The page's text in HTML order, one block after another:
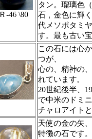
Ｒ‐46 \80
タン。瑠璃色
石，金色に輝
代メソポタミ
す。最も古い
この石には心
つが、
心の、精神の
れています。
20世紀後半、
で中米のドミ
チャロアイト
天使の金の矢
特徴の石です